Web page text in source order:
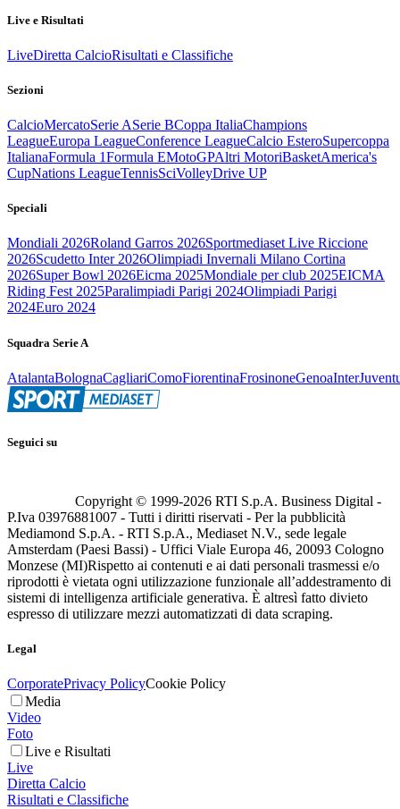
Live e Risultati
LiveDiretta CalcioRisultati e Classifiche
Sezioni
CalcioMercatoSerie ASerie BCoppa ItaliaChampions
LeagueEuropa LeagueConference LeagueCalcio EsteroSupercoppa
ItalianaFormula 1Formula EMotoGPAltri MotoriBasketAmerica's
CupNations LeagueTennisSciVolleyDrive UP
Speciali
Mondiali 2026Roland Garros 2026Sportmediaset Live Riccione
2026Scudetto Inter 2026Olimpiadi Invernali Milano Cortina
2026Super Bowl 2026Eicma 2025Mondiale per club 2025EICMA
Riding Fest 2025Paralimpiadi Parigi 2024Olimpiadi Parigi
2024Euro 2024
Squadra Serie A
AtalantaBolognaCagliariComoFiorentinaFrosinoneGenoaInter
Seguici su
Copyright © 1999-2026 RTI S.p.A. Business Digital -
P.Iva 03976881007 - Tutti i diritti riservati - Per la pubblicità
Mediamond S.p.A. - RTI S.p.A., Mediaset N.V., sede legale
Amsterdam (Paesi Bassi) - Uffici Viale Europa 46, 20093 Cologno
Monzese (MI)Rispetto ai contenuti e ai dati personali trasmessi e/o
riprodotti è vietata ogni utilizzazione funzionale all’addestramento di
sistemi di intelligenza artificiale generativa. È altresì fatto divieto
espresso di utilizzare mezzi automatizzati di data scraping.
Legal
CorporatePrivacy PolicyCookie Policy
Media
Video
Foto
Live e Risultati
Live
Diretta Calcio
Risultati e Classifiche